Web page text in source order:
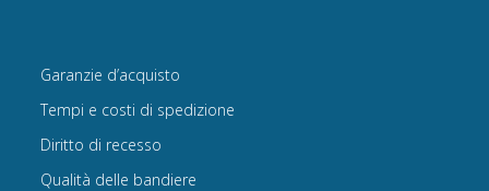
Garanzie d’acquisto
Tempi e costi di spedizione
Diritto di recesso
Qualità delle bandiere